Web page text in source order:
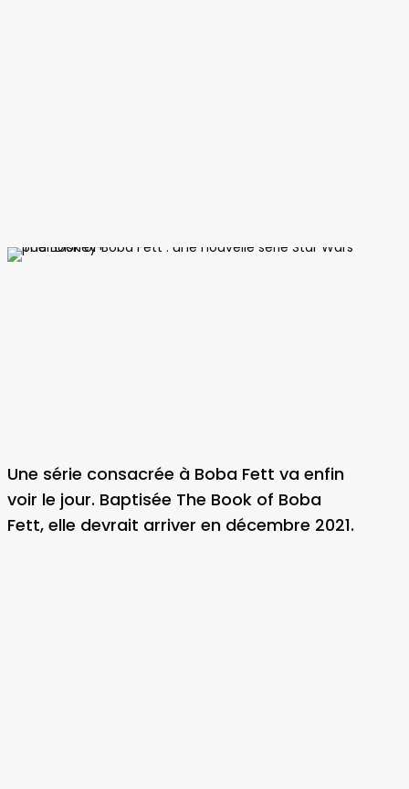
Une série consacrée à Boba Fett va enfin
voir le jour. Baptisée The Book of Boba
Fett, elle devrait arriver en décembre 2021.